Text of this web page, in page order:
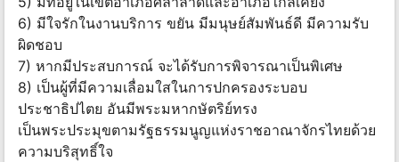
6) มีใจรักในงานบริการ ขยัน มีมนุษย์สัมพันธ์ดี มีความรับ
ผิดชอบ
7) หากมีประสบการณ์ จะได้รับการพิจารณาเป็นพิเศษ
8) เป็นผู้ที่มีความเลื่อมใสในการปกครองระบอบ
ประชาธิปไตย อันมีพระมหากษัตริย์ทรง
เป็นพระประมุขตามรัฐธรรมนูญแห่งราชอาณาจักรไทยด้วย
ความบริสุทธิ์ใจ